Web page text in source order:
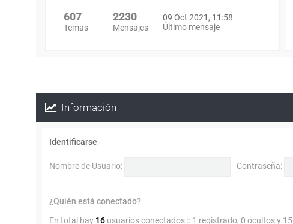
607
Temas
2230
Mensajes
09 Oct 2021, 11:58
Último mensaje
Información
Identificarse
Nombre de Usuario: Contraseña:
¿Quién está conectado?
En total hay 16 usuarios conectados :: 1 registrado, 0 ocultos y